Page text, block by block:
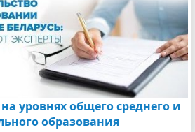
уровнях общего среднего и
образования